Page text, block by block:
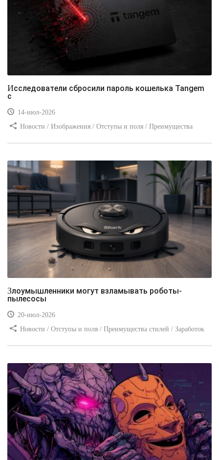
Исследователи сбросили пароль кошелька Tangem
с
14-июл-2026
Новости / Изображения / Отступы и поля / Преимущества
Злоумышленники могут взламывать роботы-
пылесосы
20-июл-2026
Новости / Отступы и поля / Преимущества стилей / Заработок